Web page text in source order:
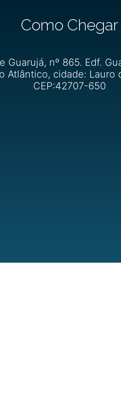
Como Chegar
Guarujá, nº 865. Edf.
Atlântico, cidade: Lauro
CEP:42707-650